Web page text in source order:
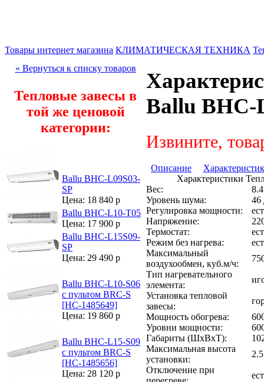
Товары интернет магазина КЛИМАТИЧЕСКАЯ ТЕХНИКА
« Вернуться к списку товаров
Тепловые завесы в
той же ценовой
категории:
Ballu BHC-L09S03-
SP
Цена: 18 840 р
Ballu BHC-L10-T05
Цена: 17 900 р
Ballu BHC-L15S09-
SP
Цена: 29 490 р
Ballu BHC-L10-S06
с пультом BRC-S
[НС-1485649]
Цена: 19 860 р
Ballu BHC-L15-S09
с пультом BRC-S
[НС-1485656]
Цена: 28 120 р
Ballu BHC-
Извините,
Описание
Характеристики
Вес:
Уровень шума:
46
Регулировка мощности:
Напряжение:
Термостат:
Режим без нагрева:
Максимальный
воздухообмен, куб.м/ч:
Тип нагревательного
элемента:
Установка тепловой
завесы:
Мощность обогрева:
Уровни мощности:
Габариты (ШхВхТ):
Максимальная высота
установки:
Отключение при